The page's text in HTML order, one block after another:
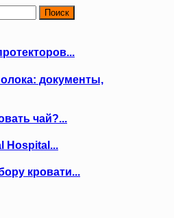
документы,
чай?...
Hospital...
кровати...